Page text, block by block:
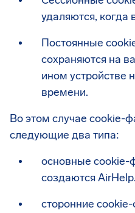
удаляются, когда
Постоянные
сохраняются на
ином устройстве
времени.
Во этом случае cookie-
следующие два типа:
основные cookie-
создаются AirHelp.
сторонние